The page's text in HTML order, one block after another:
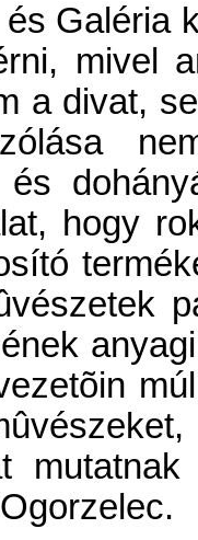
Galéria
mivel
a divat,
hogy